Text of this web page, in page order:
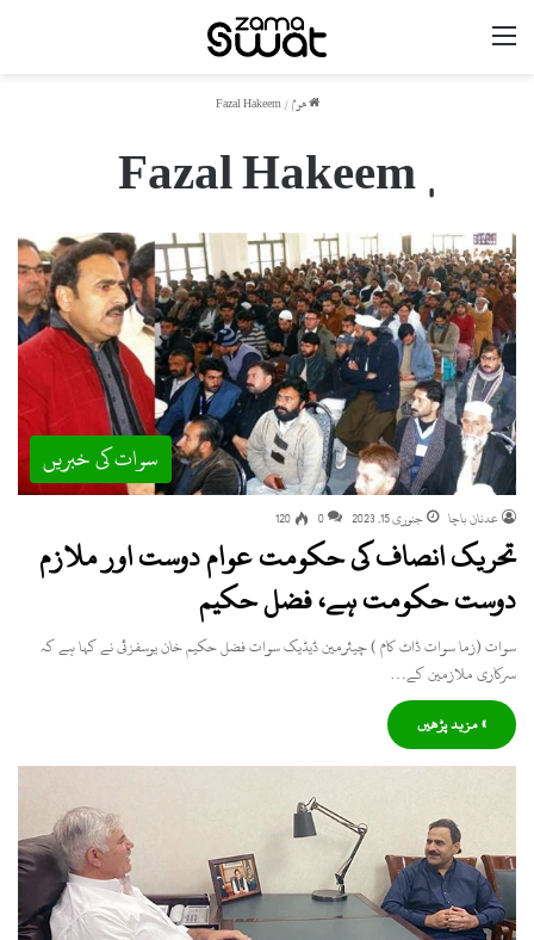
ھوم /ٖFazal Hakeem
سوات کی خبریں
عدنان باچا جنوری 15, 2023 0
120
تحریک انصاف کی حکومت عوام دوست اور ملازم
دوست حکومت ہے، فضل حکیم
سوات (زما سوات ڈاٹ کام ) چیئرمین ڈیڈیک سوات فضل حکیم خان یوسفزئی نے کہا ہے کہ
سرکاری ملازمین کے…
» مزید پڑھیں